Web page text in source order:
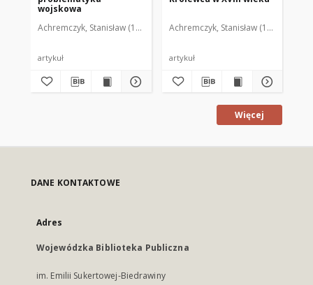
wojskowa
Achremczyk, Stanisław (1951- )
artykuł
Achremczyk, Stanisław (1951- )
artykuł
Więcej
DANE KONTAKTOWE
Adres
Wojewódzka Biblioteka Publiczna
im. Emilii Sukertowej-Biedrawiny